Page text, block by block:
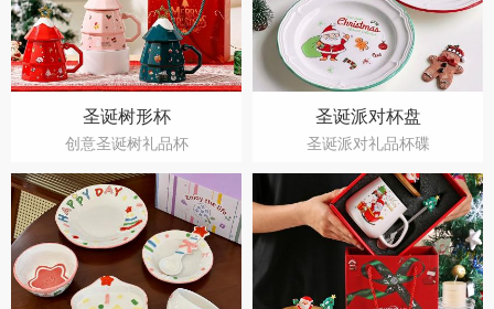
圣诞树形杯
创意圣诞树礼品杯
圣诞派对杯盘
圣诞派对礼品杯碟